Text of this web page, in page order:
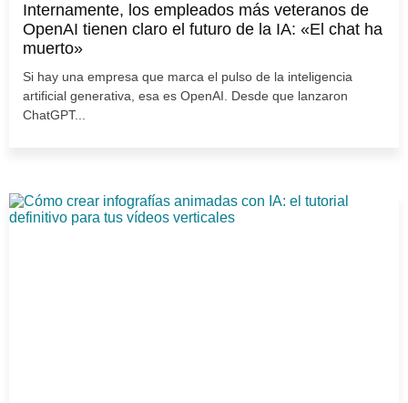
Internamente, los empleados más veteranos de
OpenAI tienen claro el futuro de la IA: «El chat ha
muerto»
Si hay una empresa que marca el pulso de la inteligencia
artificial generativa, esa es OpenAI. Desde que lanzaron
ChatGPT...